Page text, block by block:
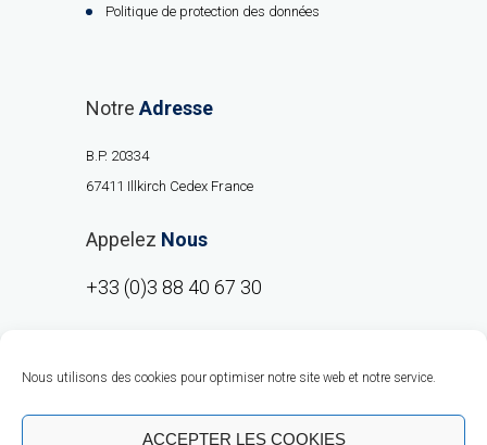
Nous utilisons des cookies pour optimiser notre site web et notre service.
ACCEPTER LES COOKIES
Politique de protection des données
Notre Adresse
B.P. 20334
67411 Illkirch Cedex France
Appelez Nous
+33 (0)3 88 40 67 30